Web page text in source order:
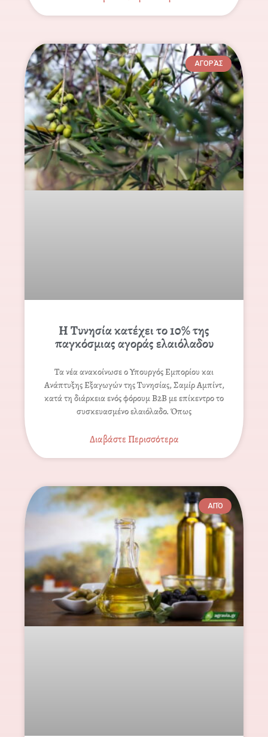
ΑΓΟΡΆΣ
H Τυνησία κατέχει το 10% της
παγκόσμιας αγοράς ελαιόλαδου
Τα νέα ανακοίνωσε ο Υπουργός Εμπορίου και
Ανάπτυξης Εξαγωγών της Τυνησίας, Σαμίρ Αμπίντ,
κατά τη διάρκεια ενός φόρουμ B2B με επίκεντρο το
συσκευασμένο ελαιόλαδο. Όπως
Διαβάστε Περισσότερα
ΑΠΌ